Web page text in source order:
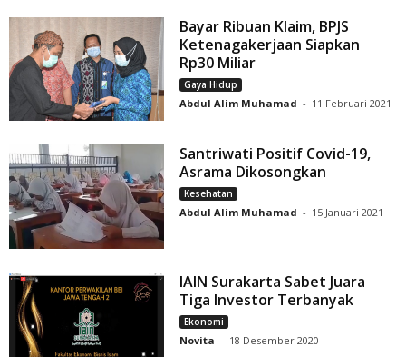
Bayar Ribuan Klaim, BPJS
Ketenagakerjaan Siapkan
Rp30 Miliar
Gaya Hidup
Abdul Alim Muhamad - 11 Februari 2021
Santriwati Positif Covid-19,
Asrama Dikosongkan
Kesehatan
Abdul Alim Muhamad - 15 Januari 2021
IAIN Surakarta Sabet Juara
Tiga Investor Terbanyak
Ekonomi
Novita - 18 Desember 2020